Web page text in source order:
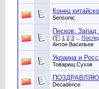
Конец
Sensonic
Песков: Запад
( 1 2 3
Антон Васильев
Украина и
Товарищ Сухов
Decadence